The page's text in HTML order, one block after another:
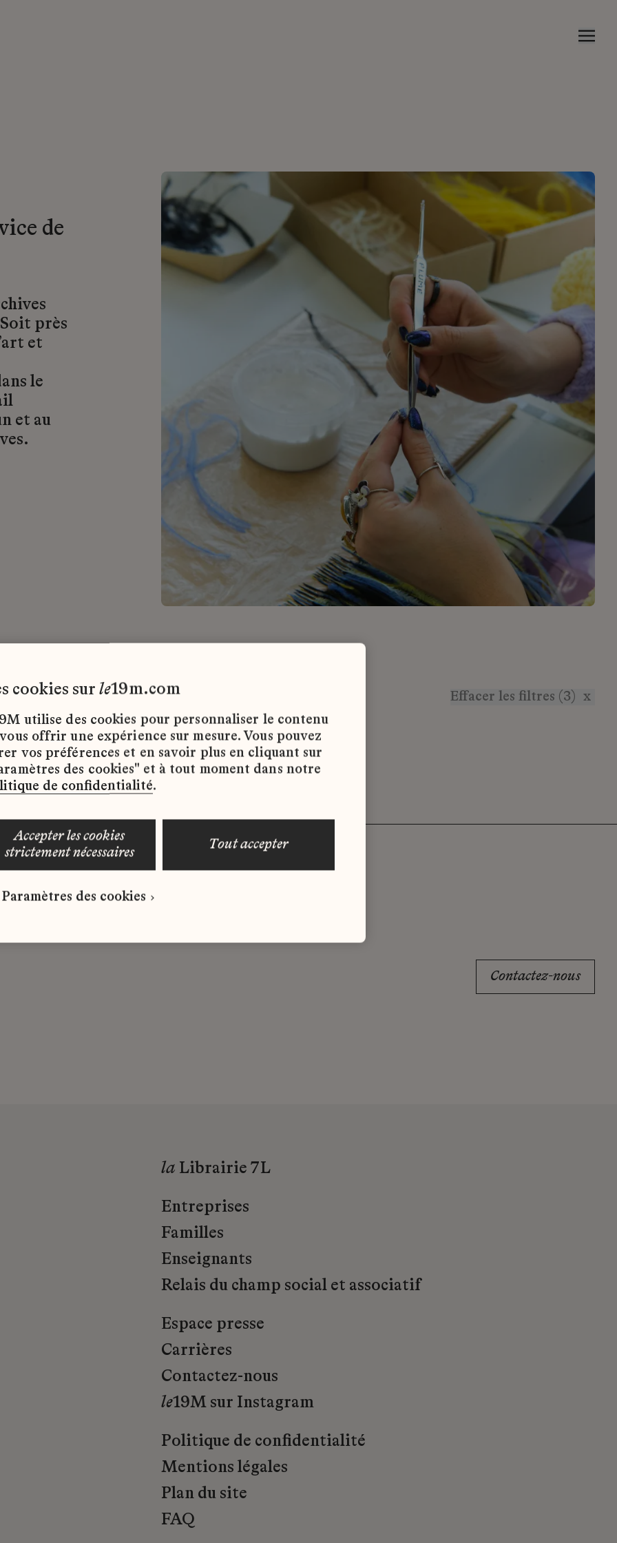
de
près
et
le
et au
Effacer les filtres (3) x
d’emploi disponibles pour le moment.
correspond à votre profil ?
spontanée dès maintenant.
Contactez-nous
la Librairie 7L
Entreprises
Familles
Enseignants
Relais du champ social et associatif
Espace presse
Carrières
Contactez-nous
le19M sur Instagram
Politique de confidentialité
Mentions légales
Plan du site
FAQ
cookies sur le19m.com
utilise des cookies pour personnaliser le contenu
offrir une expérience sur mesure. Vous pouvez
vos préférences et en savoir plus en cliquant sur
des cookies" et à tout moment dans notre
de confidentialité.
accepter les cookies
strictement nécessaires
tout accepter
Paramètres des cookies